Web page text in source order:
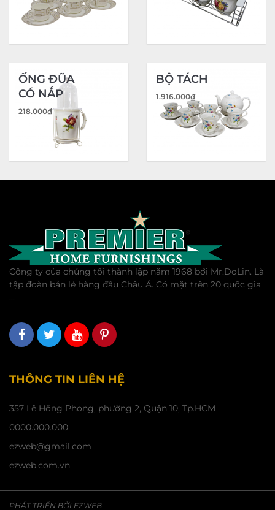
ỐNG ĐŨA
CÓ NẮP
218.000₫
BỘ TÁCH
1.916.000₫
Công ty của chúng tôi thành lập năm 1968 bởi Mr.DoLin. Là
tập đoàn bán lẻ hàng đầu Châu Á. Có mặt trên 20 quốc gia
...
THÔNG TIN LIÊN HỆ
357 Lê Hồng Phong, phường 2, Quận 10, Tp.HCM
0000.000.000
ezweb@gmail.com
ezweb.com.vn
PHÁT TRIỂN BỞI EZWEB